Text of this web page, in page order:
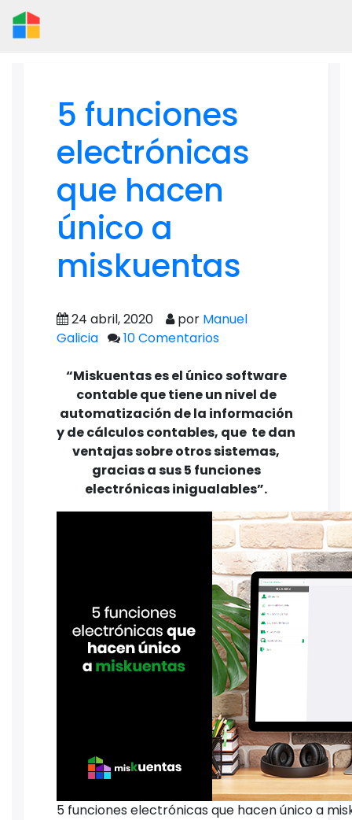
5 funciones
electrónicas
que hacen
único a
miskuentas
24 abril, 2020 por Manuel
Galicia
10 Comentarios
“Miskuentas es el único software
contable que tiene un nivel de
automatización de la información
y de cálculos contables, que te dan
ventajas sobre otros sistemas,
gracias a sus 5 funciones
electrónicas inigualables”.
5 funciones electrónicas que hacen único a